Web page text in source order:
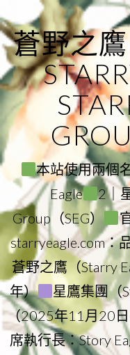
to
content
蒼野之
本站使用兩個
Eagle
2｜
Group（SEG）
starryeagle.com：
蒼野之鷹（Starry
年）
星鷹集團（
（2025年11月20
席執行長：Story